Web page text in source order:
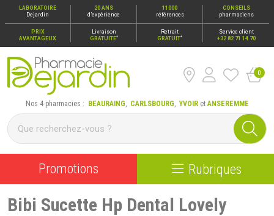
LABORATOIRE
Dejardin
20 ANS
d’expérience
11000
références
CONSEILS
pharmaciens
PRIX
AVANTAGEUX
Livraison
GRATUITE*
Retrait
GRATUIT*
Service client
+32 82 71 14 70
Pharmacie Dejardin Nos 4 pharmacies : Beauraing,
0
Nos 4 pharmacies : BEAURAING, CARLSBOURG,YVOIRetANSEREMME
Promotions Rubriques
Bibi Sucette Hp Dental Lovely